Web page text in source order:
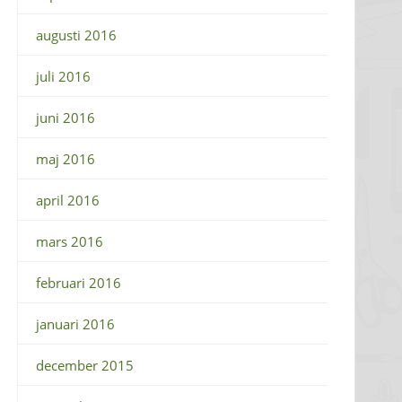
augusti 2016
juli 2016
juni 2016
maj 2016
april 2016
mars 2016
februari 2016
januari 2016
december 2015